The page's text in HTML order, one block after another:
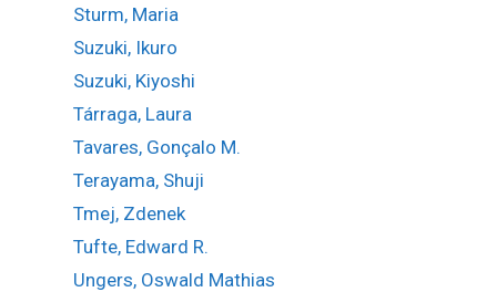
Sturm, Maria
Suzuki, Ikuro
Suzuki, Kiyoshi
Tárraga, Laura
Tavares, Gonçalo M.
Terayama, Shuji
Tmej, Zdenek
Tufte, Edward R.
Ungers, Oswald Mathias